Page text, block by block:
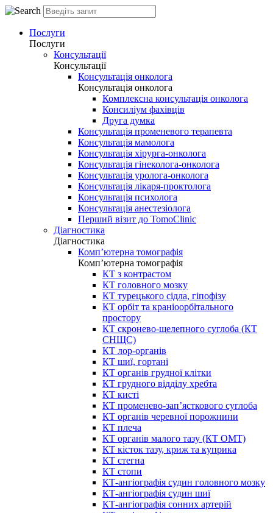
Послуги
Послуги
Консультації
Консультації
Консультація онколога
Консультація онколога
Комплексна консультація онколога
Консиліум фахівців
Друга думка
Консультація променевого терапевта
Консультація мамолога
Консультація хірурга-онколога
Консультація гінеколога-онколога
Консультація уролога-онколога
Консультація лікаря-проктолога
Консультація психолога
Консультація анестезіолога
Перший візит до TomoClinic
Діагностика
Діагностика
Комп’ютерна томографія
Комп’ютерна томографія
КТ з контрастом
КТ головного мозку
КТ турецького сідла, гіпофізу
КТ орбіт та краніоорбітального
простору
КТ скронево-щелепного суглоба (КТ
СНЩС)
КТ лор-органів
КТ шиї, гортані
КТ органів грудної клітки
КТ грудного відділу хребта
КТ кисті
КТ променево-зап’ясткового суглоба
КТ органів черевної порожнини
КТ плеча
КТ органів малого тазу (КТ ОМТ)
КТ кісток тазу, криж та куприка
КТ стегна
КТ стопи
КТ-ангіографія судин головного мозку
КТ-ангіографія судин шиї
КТ-ангіографія сонних артерій